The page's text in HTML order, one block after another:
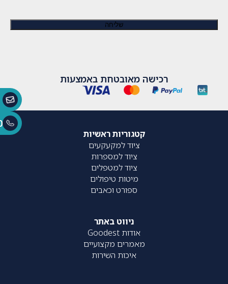
רכישה מאובטחת באמצעות
קטגוריות ראשיות
ציוד למקעקעים
ציוד למספרות
ציוד למטפלים
מיטות טיפולים
ספורט וכאבים
ניווט באתר
אודות Goodest
מאמרים מקצועיים
איכות השירות